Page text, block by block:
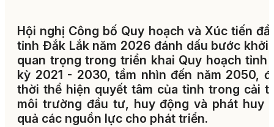
Hội nghị Công bố Quy hoạch và Xúc tiến
tỉnh Đắk Lắk năm 2026 đánh dấu bước khởi
quan trọng trong triển khai Quy hoạch tỉnh
kỳ 2021 - 2030, tầm nhìn đến năm 2050,
thời thể hiện quyết tâm của tỉnh trong cải
môi trường đầu tư, huy động và phát huy
quả các nguồn lực cho phát triển.